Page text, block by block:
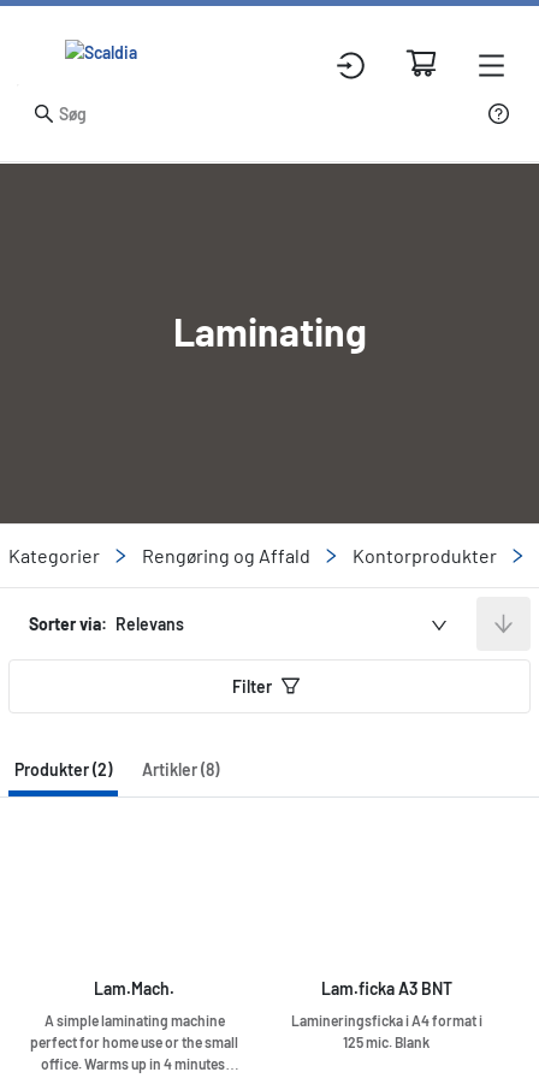
Laminating
Kategorier Rengøring og Affald Kontorprodukter
Sorter via: Relevans
Filter
Produkter (2) Artikler (8)
Lam.Mach.
A simple laminating machine
perfect for home use or the small
office. Warms up in 4 minutes,
Lam.ficka A3 BNT
Lamineringsficka i A4 format i
125 mic. Blank